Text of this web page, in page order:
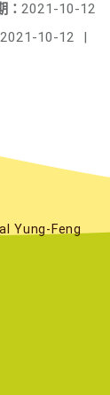
： 2021-10-12
2021-10-12 |
Yung-Feng